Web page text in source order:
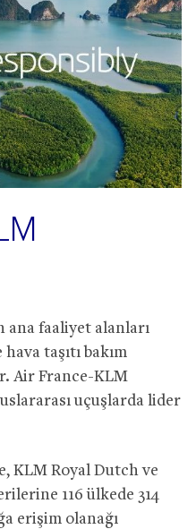
ana faaliyet alanları
taşıtı bakım
Air France-KLM
uçuşlarda lider
KLM Royal Dutch ve
116 ülkede 314
erişim olanağı